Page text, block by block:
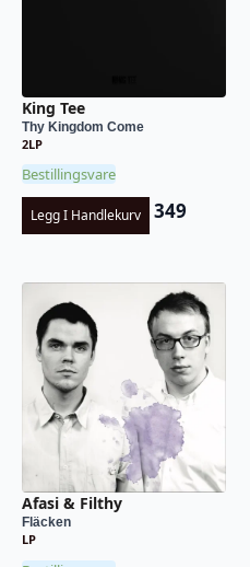
King Tee
Thy Kingdom Come
2LP
Bestillingsvare
Legg I Handlekurv 349
Afasi & Filthy
Fläcken
LP